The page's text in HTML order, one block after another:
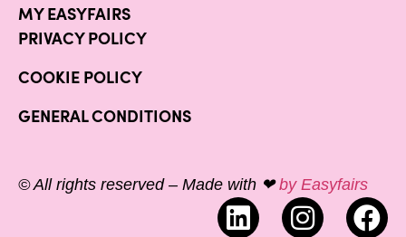
MY EASYFAIRS
PRIVACY POLICY
COOKIE POLICY
GENERAL CONDITIONS
© All rights reserved – Made with ❤by Easyfairs